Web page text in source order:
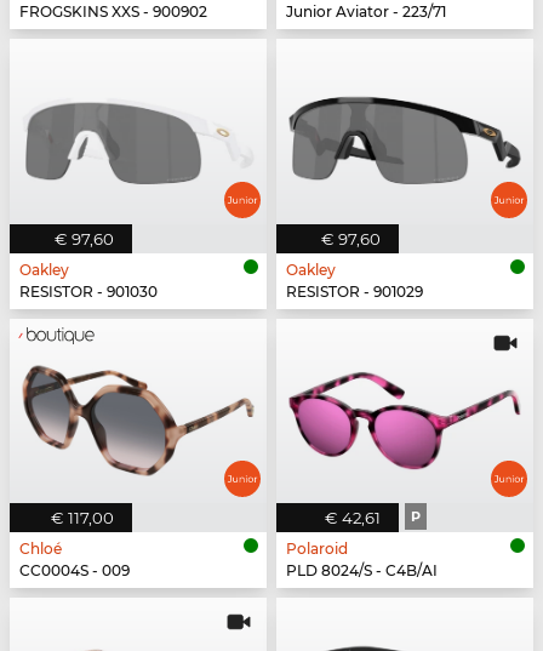
FROGSKINS XXS - 900902
Junior Aviator - 223/71
€ 97,60
Oakley
RESISTOR - 901030
€ 97,60
Oakley
RESISTOR - 901029
€ 117,00
Chloé
CC0004S - 009
€ 42,61 P
Polaroid
PLD 8024/S - C4B/AI